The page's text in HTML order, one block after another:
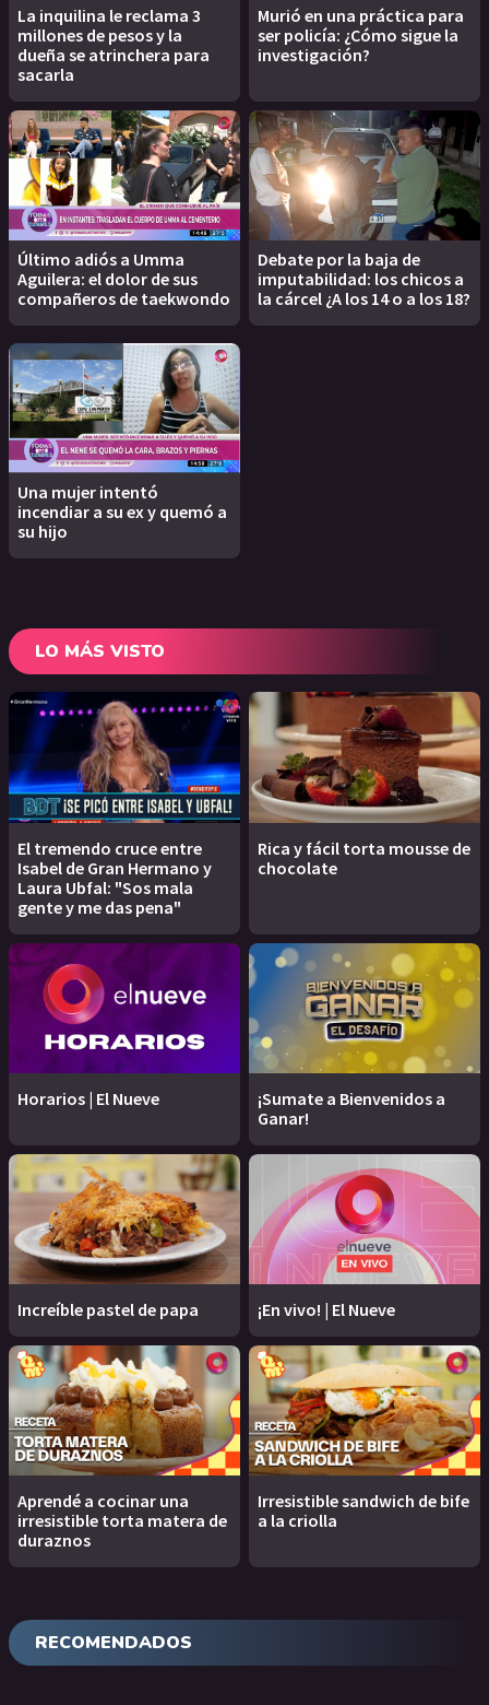
La inquilina le reclama 3
millones de pesos y la
dueña se atrinchera para
sacarla
Murió en una práctica para
ser policía: ¿Cómo sigue la
investigación?
Último adiós a Umma
Aguilera: el dolor de sus
compañeros de taekwondo
Debate por la baja de
imputabilidad: los chicos a
la cárcel ¿A los 14 o a los 18?
Una mujer intentó
incendiar a su ex y quemó a
su hijo
LO MÁS VISTO
El tremendo cruce entre
Isabel de Gran Hermano y
Laura Ubfal: "Sos mala
gente y me das pena"
Rica y fácil torta mousse de
chocolate
Horarios | El Nueve
¡Sumate a Bienvenidos a
Ganar!
Increíble pastel de papa ¡En vivo! | El Nueve
Aprendé a cocinar una
irresistible torta matera de
duraznos
Irresistible sandwich de bife
a la criolla
RECOMENDADOS